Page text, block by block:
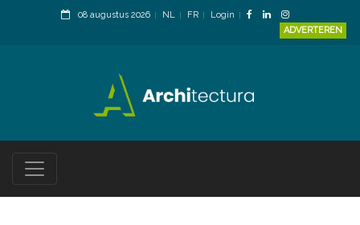
08 augustus 2026 NL FR
Login
ADVERTEREN